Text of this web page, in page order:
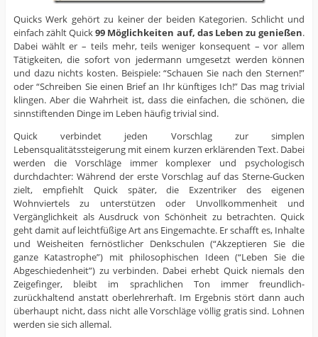
Quicks Werk gehört zu keiner der beiden Kategorien. Schlicht und
einfach zählt Quick99 Möglichkeiten auf, das Leben zu genießen.
Dabei wählt er – teils mehr, teils weniger konsequent – vor allem
Tätigkeiten, die sofort von jedermann umgesetzt werden können
und dazu nichts kosten. Beispiele: “Schauen Sie nach den Sternen!”
oder “Schreiben Sie einen Brief an Ihr künftiges Ich!” Das mag trivial
klingen. Aber die Wahrheit ist, dass die einfachen, die schönen, die
sinnstiftenden Dinge im Leben häufig trivial sind.
Quick verbindet jeden Vorschlag zur simplen
Lebensqualitätssteigerung mit einem kurzen erklärenden Text. Dabei
werden die Vorschläge immer komplexer und psychologisch
durchdachter: Während der erste Vorschlag auf das Sterne-Gucken
zielt, empfiehlt Quick später, die Exzentriker des eigenen
Wohnviertels zu unterstützen oder Unvollkommenheit und
Vergänglichkeit als Ausdruck von Schönheit zu betrachten. Quick
geht damit auf leichtfüßige Art ans Eingemachte. Er schafft es, Inhalte
und Weisheiten fernöstlicher Denkschulen (“Akzeptieren Sie die
ganze Katastrophe”) mit philosophischen Ideen (“Leben Sie die
Abgeschiedenheit”) zu verbinden. Dabei erhebt Quick niemals den
Zeigefinger, bleibt im sprachlichen Ton immer freundlich-
zurückhaltend anstatt oberlehrerhaft. Im Ergebnis stört dann auch
überhaupt nicht, dass nicht alle Vorschläge völlig gratis sind. Lohnen
werden sie sich allemal.